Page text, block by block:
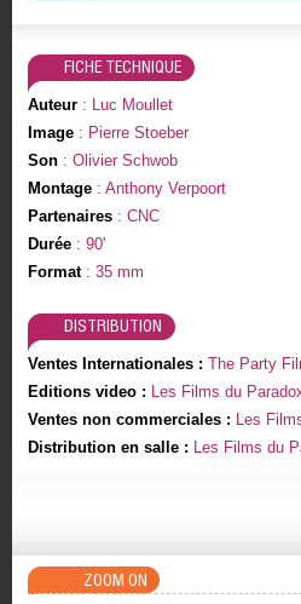
FICHE TECHNIQUE
Auteur: Luc Moullet
Image: Pierre Stoeber
Son: Olivier Schwob
Montage: Anthony Verpoort
Partenaires: CNC
Durée: 90'
Format: 35 mm
DISTRIBUTION
Ventes Internationales : The Party
Editions video : Les Films du
Ventes non commerciales : Les
Distribution en salle : Les Films du
ZOOM ON